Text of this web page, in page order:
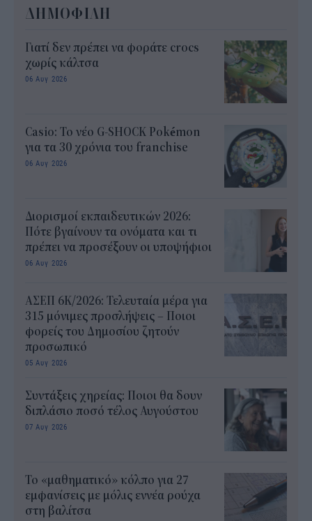
ΔΗΜΟΦΙΛΗ
Γιατί δεν πρέπει να φοράτε crocs
χωρίς κάλτσα
06 Αυγ 2026
Casio: Το νέο G-SHOCK Pokémon
για τα 30 χρόνια του franchise
06 Αυγ 2026
Διορισμοί εκπαιδευτικών 2026:
Πότε βγαίνουν τα ονόματα και τι
πρέπει να προσέξουν οι υποψήφιοι
06 Αυγ 2026
ΑΣΕΠ 6Κ/2026: Τελευταία μέρα για
315 μόνιμες προσλήψεις – Ποιοι
φορείς του Δημοσίου ζητούν
προσωπικό
05 Αυγ 2026
Συντάξεις χηρείας: Ποιοι θα δουν
διπλάσιο ποσό τέλος Αυγούστου
07 Αυγ 2026
Το «μαθηματικό» κόλπο για 27
εμφανίσεις με μόλις εννέα ρούχα
στη βαλίτσα